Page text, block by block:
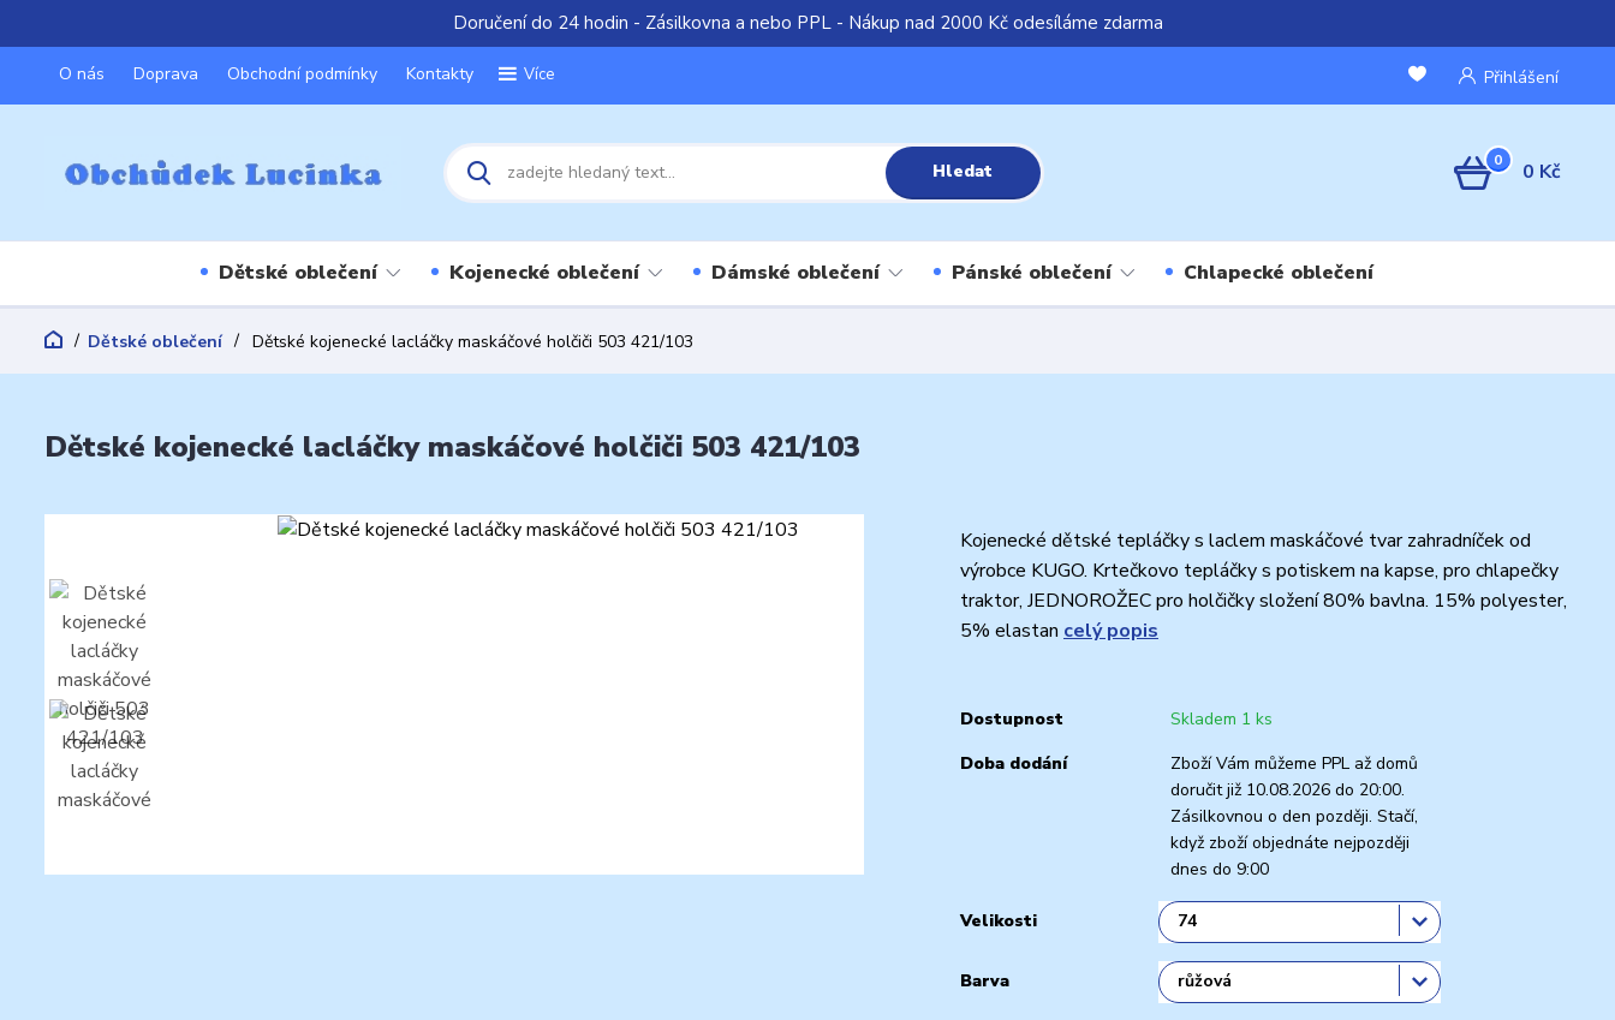
Doručení do 24 hodin - Zásilkovna a nebo PPL - Nákup nad 2000 Kč odesíláme zdarma
O nás Doprava Obchodní podmínky Kontakty Více Přihlášení
Hledat 0 0 Kč
Dětské oblečení Kojenecké oblečení Dámské oblečení Pánské oblečení Chlapecké oblečení
Dětské oblečení Dětské kojenecké lacláčky maskáčové holčiči 503 421/103
Dětské kojenecké lacláčky maskáčové holčiči 503 421/103
Kojenecké dětské tepláčky s laclem maskáčové tvar zahradníček od
výrobce KUGO. Krtečkovo tepláčky s potiskem na kapse, pro chlapečky
traktor, JEDNOROŽEC pro holčičky složení 80% bavlna. 15% polyester,
5% elastan celý popis
Dostupnost
Skladem 1 ks
Doba dodání
Zboží Vám můžeme PPL až domů
doručit již 10.08.2026 do 20:00.
Zásilkovnou o den později. Stačí,
když zboží objednáte nejpozději
dnes do 9:00
Velikosti
Barva